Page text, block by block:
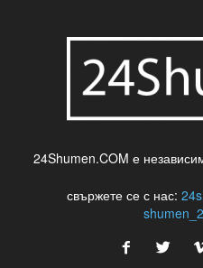
24Shumen.COM е
свържете се с нас: